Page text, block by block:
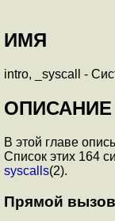
ИМЯ
intro, _syscall -
ОПИСАНИЕ
В этой главе
Список этих 164
syscalls(2).
Прямой вызов